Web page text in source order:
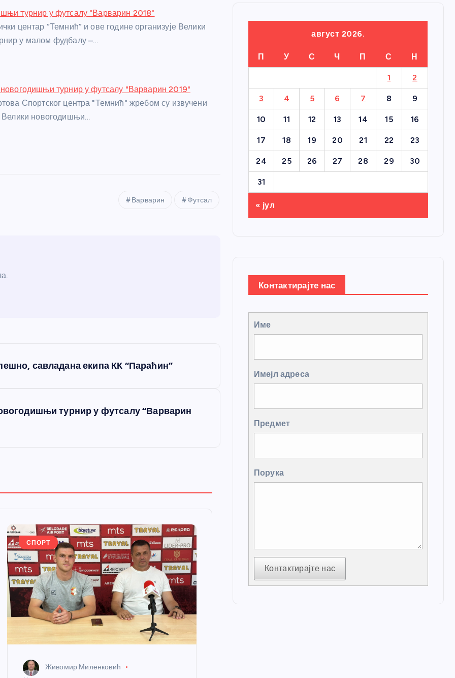
турнир у футсалу "Варварин 2018"
центар “Темнић” и ове године организује Велики
у малом фудбалу –…
новогодишњи турнир у футсалу "Варварин 2019"
Спортског центра "Темнић" жребом су извучени
Велики новогодишњи…
Варварин Футсал
савладана екипа КК “Параћин”
турнир у футсалу “Варварин
СПОРТ
Живомир Миленковић
август 2026.
П У С Ч П С Н
1 2
3 4 5 6 7 8 9
10 11 12 13 14 15 16
17 18 19 20 21 22 23
24 25 26 27 28 29 30
31
« јул
Контактирајте нас
Име
Имејл адреса
Предмет
Порука
Контактирајте нас